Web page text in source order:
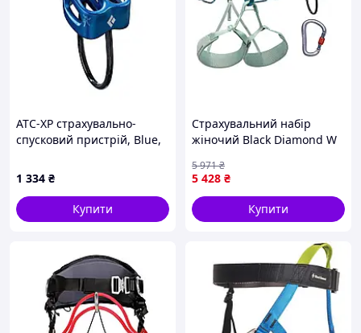
ATC-XP страхувально-
спусковий пристрій, Blue,
1 334 ₴
Купити
Страхувальний набір
жіночий Black Diamond W
Sage, L [n-7936]
5 428 ₴
5 971₴
Купити